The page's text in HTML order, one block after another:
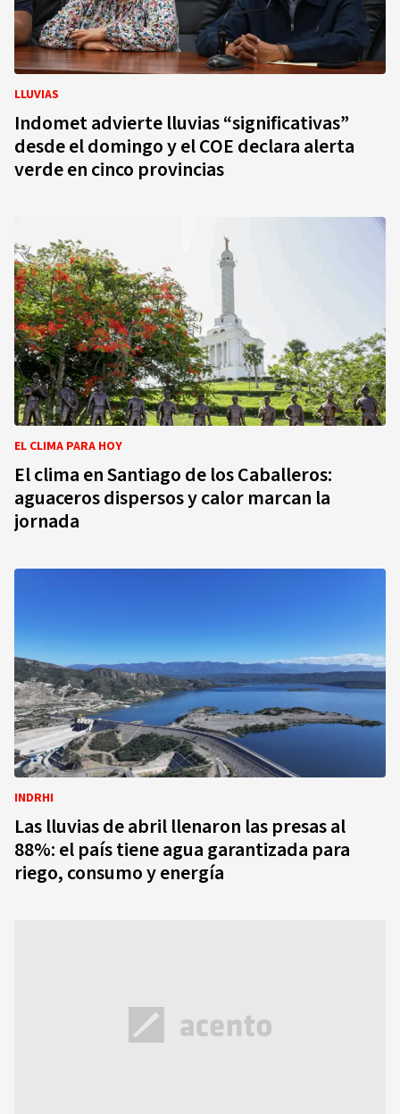
LLUVIAS
Indomet advierte lluvias “significativas”
desde el domingo y el COE declara alerta
verde en cinco provincias
EL CLIMA PARA HOY
El clima en Santiago de los Caballeros:
aguaceros dispersos y calor marcan la
jornada
INDRHI
Las lluvias de abril llenaron las presas al
88%: el país tiene agua garantizada para
riego, consumo y energía